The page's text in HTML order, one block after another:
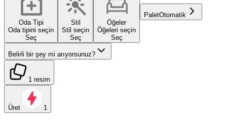
Oda Tipi
Oda tipini seçin
Seç
Stil
Stil seçin
Seç
Öğeler
Öğeleri seçin
Seç
PaletOtomatik
Belirli bir şey mi arıyorsunuz?
1 resim
Üret 1